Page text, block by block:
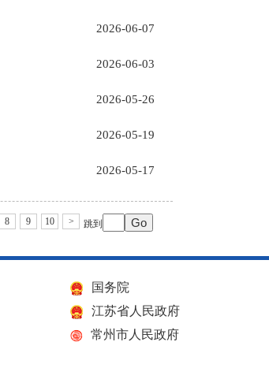
2026-06-07
2026-06-03
2026-05-26
2026-05-19
2026-05-17
8 9 10 > 跳到
国务院
江苏省人民政府
常州市人民政府